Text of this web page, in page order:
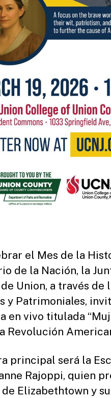
el Mes de la
de la Nación, la
Union, a través de
y Patrimoniales,
en vivo titulada
Revolución
principal será la
Rajoppi, quien
Elizabethtown y